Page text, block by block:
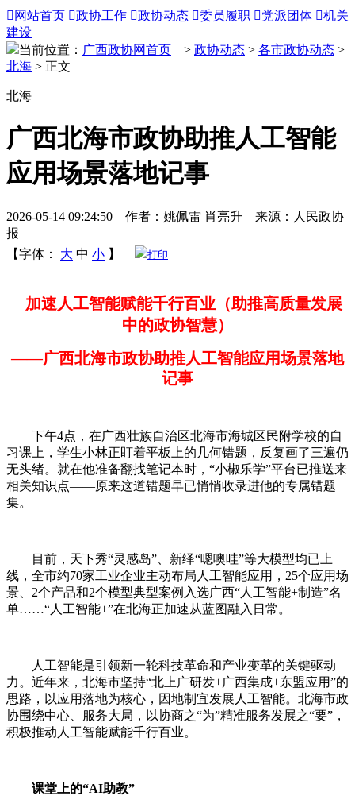
 网站首页 政协工作 政协动态 委员履职 党派团体 机关
建设
当前位置： 广西政协网首页 > 政协动态 > 各市政协动态 >
北海 > 正文
北海
广西北海市政协助推人工智能
应用场景落地记事
2026-05-14 09:24:50 作者：姚佩雷 肖亮升 来源：人民政协
报
【字体：
大 中 小 】 打印
加速人工智能赋能千行百业（助推高质量发展
中的政协智慧）
——广西北海市政协助推人工智能应用场景落地
记事
下午4点，在广西壮族自治区北海市海城区民附学校的自
习课上，学生小林正盯着平板上的几何错题，反复画了三遍仍
无头绪。就在他准备翻找笔记本时，“小椒乐学”平台已推送来
相关知识点——原来这道错题早已悄悄收录进他的专属错题
集。
目前，天下秀“灵感岛”、新绎“嗯噢哇”等大模型均已上
线，全市约70家工业企业主动布局人工智能应用，25个应用场
景、2个产品和2个模型典型案例入选广西“人工智能+制造”名
单……“人工智能+”在北海正加速从蓝图融入日常。
人工智能是引领新一轮科技革命和产业变革的关键驱动
力。近年来，北海市坚持“北上广研发+广西集成+东盟应用”的
思路，以应用落地为核心，因地制宜发展人工智能。北海市政
协围绕中心、服务大局，以协商之“为”精准服务发展之“要”，
积极推动人工智能赋能千行百业。
课堂上的“AI助教”